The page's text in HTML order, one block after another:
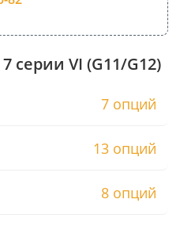
серии VI (G11/G12)
7 опций
13 опций
8 опций